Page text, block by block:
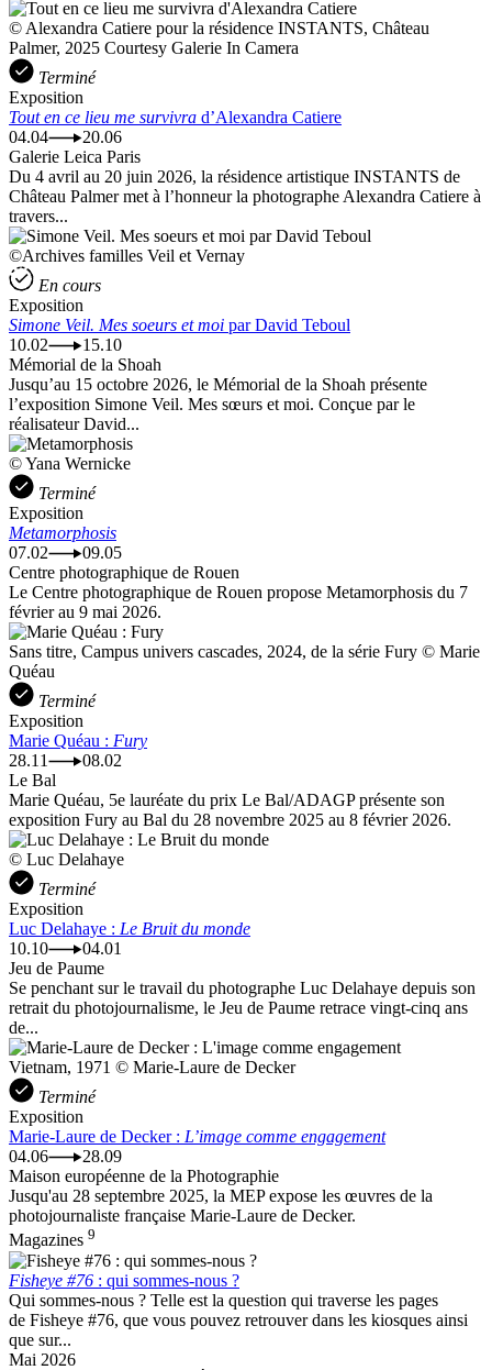
© Alexandra Catiere pour la résidence INSTANTS, Château
Palmer, 2025 Courtesy Galerie In Camera
Terminé
Exposition
Tout en ce lieu me survivra d’Alexandra Catiere
04.04
20.06
Galerie Leica Paris
Du 4 avril au 20 juin 2026, la résidence artistique INSTANTS de
Château Palmer met à l’honneur la photographe Alexandra Catiere à
travers...
©Archives familles Veil et Vernay
En cours
Exposition
Simone Veil. Mes soeurs et moi par David Teboul
10.02
15.10
Mémorial de la Shoah
Jusqu’au 15 octobre 2026, le Mémorial de la Shoah présente
l’exposition Simone Veil. Mes sœurs et moi. Conçue par le
réalisateur David...
© Yana Wernicke
Terminé
Exposition
Metamorphosis
07.02
09.05
Centre photographique de Rouen
Le Centre photographique de Rouen propose Metamorphosis du 7
février au 9 mai 2026.
Sans titre, Campus univers cascades, 2024, de la série Fury © Marie
Quéau
Terminé
Exposition
Marie Quéau : Fury
28.11
08.02
Le Bal
Marie Quéau, 5e lauréate du prix Le Bal/ADAGP présente son
exposition Fury au Bal du 28 novembre 2025 au 8 février 2026.
© Luc Delahaye
Terminé
Exposition
Luc Delahaye : Le Bruit du monde
10.10
04.01
Jeu de Paume
Se penchant sur le travail du photographe Luc Delahaye depuis son
retrait du photojournalisme, le Jeu de Paume retrace vingt-cinq ans
de...
Vietnam, 1971 © Marie-Laure de Decker
Terminé
Exposition
Marie-Laure de Decker : L’image comme engagement
04.06
28.09
Maison européenne de la Photographie
Jusqu'au 28 septembre 2025, la MEP expose les œuvres de la
photojournaliste française Marie-Laure de Decker.
Magazines 9
Fisheye #76 : qui sommes-nous ?
Qui sommes-nous ? Telle est la question qui traverse les pages
de Fisheye #76, que vous pouvez retrouver dans les kiosques ainsi
que sur...
Mai 2026